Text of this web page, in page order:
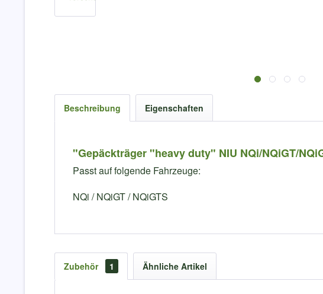
Beschreibung Eigenschaften
"Gepäckträger "heavy duty" NIU NQi/NQiGT/
Passt auf folgende Fahrzeuge:
NQi / NQiGT / NQiGTS
Zubehör 1 Ähnliche Artikel